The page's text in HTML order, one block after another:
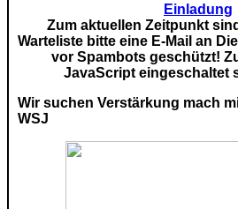
Einladung
Zum aktuellen Zeitpunkt
Warteliste bitte eine E-Mail an
vor Spambots geschützt!
JavaScript eingeschaltet
Wir suchen Verstärkung mach
WSJ